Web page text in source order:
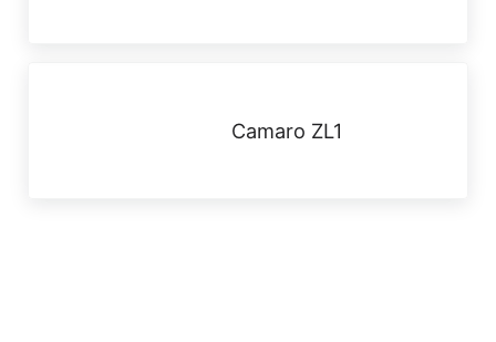
Camaro ZL1